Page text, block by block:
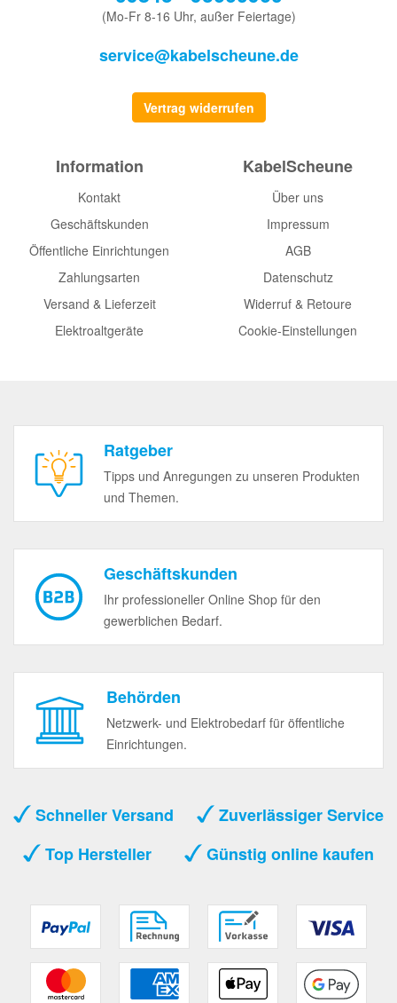
(Mo-Fr 8-16 Uhr, außer Feiertage)
service@kabelscheune.de
Vertrag widerrufen
Information
Kontakt
Geschäftskunden
Öffentliche Einrichtungen
Zahlungsarten
Versand & Lieferzeit
Elektroaltgeräte
KabelScheune
Über uns
Impressum
AGB
Datenschutz
Widerruf & Retoure
Cookie-Einstellungen
Ratgeber
Tipps und Anregungen zu unseren Produkten
und Themen.
Geschäftskunden
Ihr professioneller Online Shop für den
gewerblichen Bedarf.
Behörden
Netzwerk- und Elektrobedarf für öffentliche
Einrichtungen.
Schneller Versand
Zuverlässiger Service
Top Hersteller
Günstig online kaufen